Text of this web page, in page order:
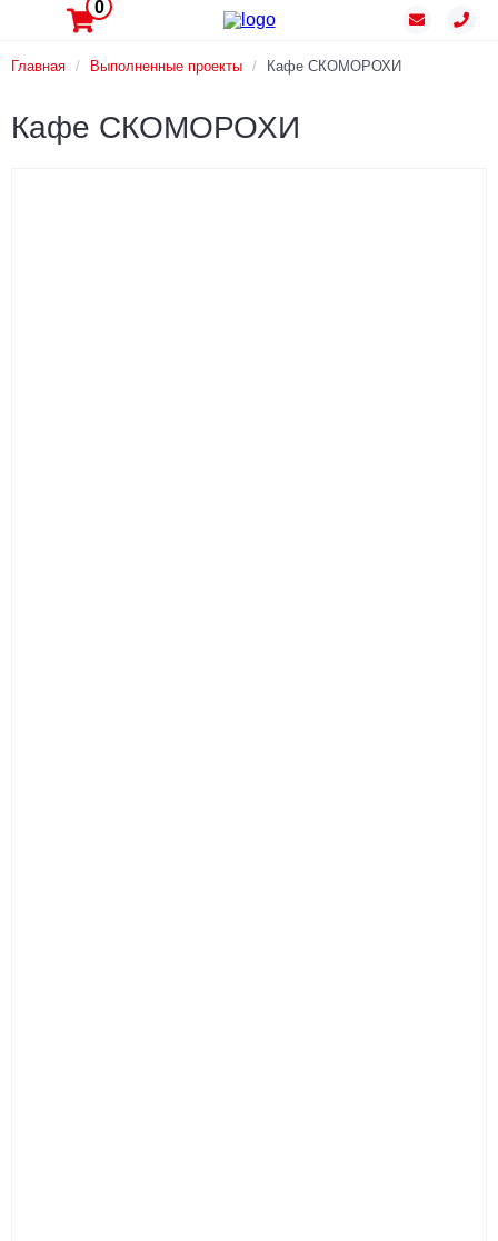
0
Главная / Выполненные проекты / Кафе СКОМОРОХИ
Кафе СКОМОРОХИ